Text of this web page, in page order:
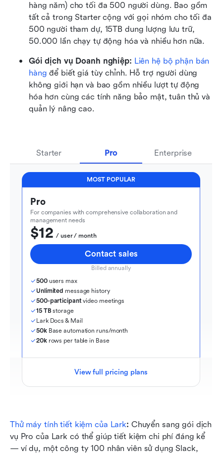
hàng năm) cho tối đa 500 người dùng. Bao gồm
tất cả trong Starter cộng với gọi nhóm cho tối đa
500 người tham dự, 15TB dung lượng lưu trữ,
50.000 lần chạy tự động hóa và nhiều hơn nữa.
Gói dịch vụ Doanh nghiệp: Liên hệ bộ phận bán
hàng để biết giá tùy chỉnh. Hỗ trợ người dùng
không giới hạn và bao gồm nhiều lượt tự động
hóa hơn cùng các tính năng bảo mật, tuân thủ và
quản lý nâng cao.
Starter Pro Enterprise
MOST POPULAR
Pro
For companies with comprehensive collaboration and
management needs
$12
  / user / month
Contact sales
Billed annually
500 users max
Unlimited message history
500-participant video meetings
15 TB storage
Lark Docs & Mail
50k Base automation runs/month
20k rows per table in Base
View full pricing plans
Thử máy tính tiết kiệm của Lark: Chuyển sang gói dịch
vụ Pro của Lark có thể giúp tiết kiệm chi phí đáng kể
— ví dụ, một công ty 100 nhân viên sử dụng Slack,